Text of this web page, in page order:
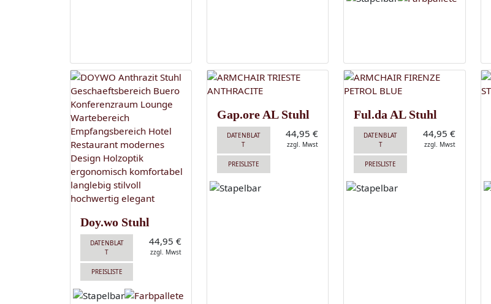
Doy.wo Stuhl
DATENBLAT
T
PREISLISTE
44,95 €
zzgl. Mwst
Gap.ore AL Stuhl
DATENBLAT
T
PREISLISTE
44,95 €
zzgl. Mwst
Ful.da AL Stuhl
DATENBLAT
T
PREISLISTE
44,95 €
zzgl. Mwst